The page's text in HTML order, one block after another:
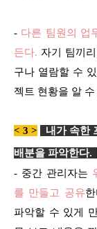
- 다른 팀원의 업
든다. 자기 팀끼
구나 열람할 수
젝트 현황을 알
< 3 >
내가 속한
배분을 파악한다.
- 중간 관리자는
를 만들고 공유
파악할 수 있게